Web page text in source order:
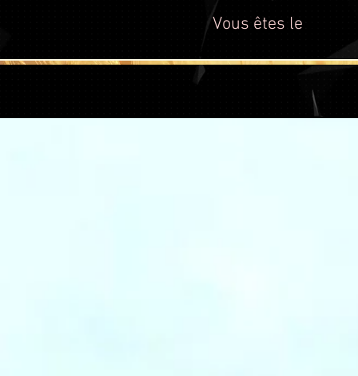
Vous êtes le